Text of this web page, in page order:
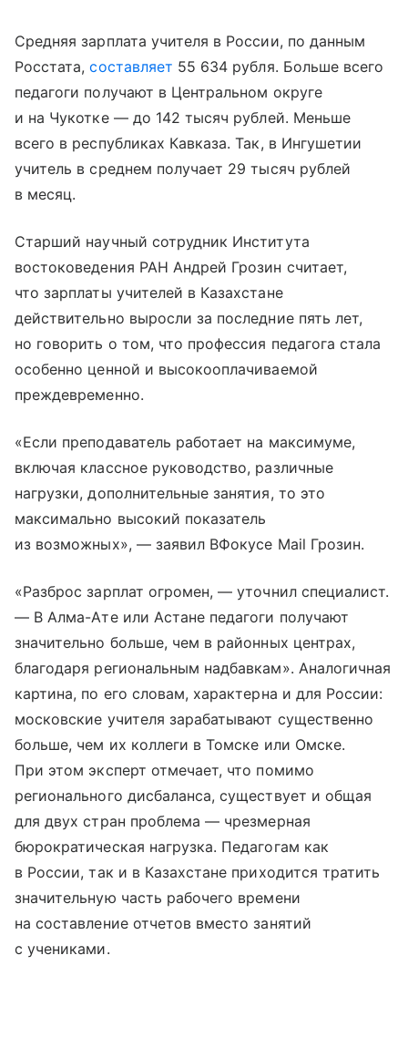
Средняя зарплата учителя в России, по данным
Росстата,составляет 55 634 рубля. Больше всего
педагоги получают в Центральном округе
и на Чукотке — до 142 тысяч рублей. Меньше
всего в республиках Кавказа. Так, в Ингушетии
учитель в среднем получает 29 тысяч рублей
в месяц.
Старший научный сотрудник Института
востоковедения РАН Андрей Грозин считает,
что зарплаты учителей в Казахстане
действительно выросли за последние пять лет,
но говорить о том, что профессия педагога стала
особенно ценной и высокооплачиваемой
преждевременно.
«Если преподаватель работает на максимуме,
включая классное руководство, различные
нагрузки, дополнительные занятия, то это
максимально высокий показатель
из возможных», — заявил ВФокусе Mail Грозин.
«Разброс зарплат огромен, — уточнил специалист.
— В Алма-Ате или Астане педагоги получают
значительно больше, чем в районных центрах,
благодаря региональным надбавкам». Аналогичная
картина, по его словам, характерна и для России:
московские учителя зарабатывают существенно
больше, чем их коллеги в Томске или Омске.
При этом эксперт отмечает, что помимо
регионального дисбаланса, существует и общая
для двух стран проблема — чрезмерная
бюрократическая нагрузка. Педагогам как
в России, так и в Казахстане приходится тратить
значительную часть рабочего времени
на составление отчетов вместо занятий
с учениками.